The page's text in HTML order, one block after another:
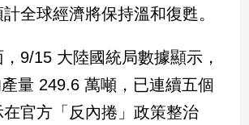
全球經濟將保持溫和復甦。
9/15 大陸國統局數據顯示，
量 249.6 萬噸，已連續五個
在官方「反內捲」政策整治